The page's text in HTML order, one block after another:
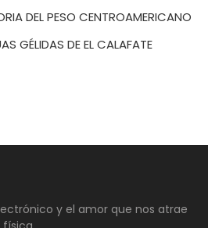
DEL PESO CENTROAMERICANO
GÉLIDAS DE EL CALAFATE
y el amor que nos atrae